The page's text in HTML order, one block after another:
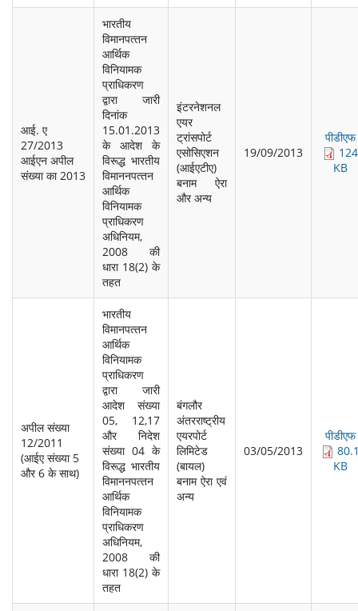
आई. ए
27/2013
आईएन अपील
संख्‍या का 2013
भारतीय
विमानपत्‍तन
आर्थिक
विनियामक
प्राधिकरण
द्वारा जारी
दिनांक
15.01.2013
के आदेश के
विरूद्ध भारतीय
विमाननपत्‍तन
आर्थिक
विनियामक
प्राधिकरण
अधिनियम,
2008 की
धारा 18(2) के
तहत
इंटरनेशनल
एयर
ट्रांसपोर्ट
एसोसिएशन
(आईएटीए)
बनाम ऐरा
और अन्‍य
19/09/2013
पीडीएफ
124
KB
अपील संख्‍या
12/2011
(आईए संख्‍या 5
और 6 के साथ)
भारतीय
विमानपत्‍तन
आर्थिक
विनियामक
प्राधिकरण
द्वारा जारी
आदेश संख्‍या
05, 12,17
और निदेश
संख्‍या 04 के
विरूद्ध भारतीय
विमाननपत्‍तन
आर्थिक
विनियामक
प्राधिकरण
अधिनियम,
2008 की
धारा 18(2) के
तहत
बंगलौर
अंतरराष्‍ट्रीय
एयरपोर्ट
लिमिटेड
(बायल)
बनाम ऐरा एवं
अन्‍य
03/05/2013
पीडीएफ
KB